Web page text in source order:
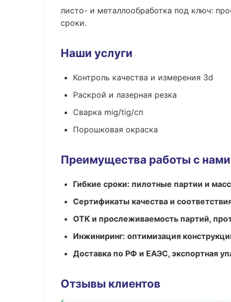
листо- и металлообработка под ключ:
сроки.
Наши услуги
Контроль качества и измерения 3d
Раскрой и лазерная резка
Сварка mig/tig/сп
Порошковая окраска
Преимущества работы с нами
Гибкие сроки: пилотные партии и
Сертификаты качества и
ОТК и прослеживаемость партий,
Инжиниринг: оптимизация
Доставка по РФ и ЕАЭС, экспортная
Отзывы клиентов